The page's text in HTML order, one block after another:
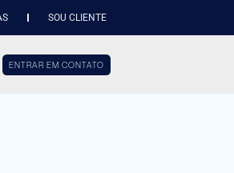
SOU CLIENTE
ENTRAR EM CONTATO